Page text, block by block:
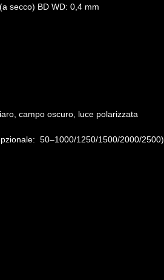
secco) BD WD: 0,4 mm
campo oscuro, luce polarizzata
50–1000/1250/1500/2000/2500)